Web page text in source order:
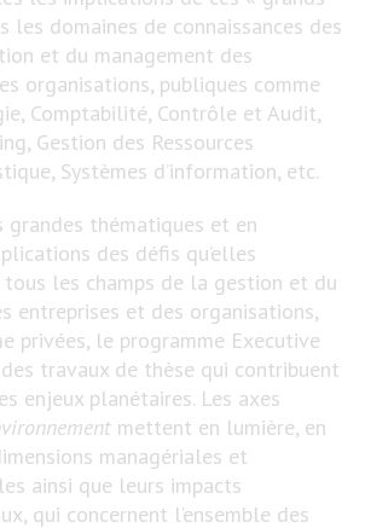
les domaines de connaissances des
et du management des
organisations, publiques comme
Comptabilité, Contrôle et Audit,
Gestion des Ressources
Systèmes d’information, etc.
grandes thématiques et en
des défis qu’elles
les champs de la gestion et du
entreprises et des organisations,
privées, le programme Executive
travaux de thèse qui contribuent
enjeux planétaires. Les axes
mettent en lumière, en
managériales et
ainsi que leurs impacts
qui concernent l’ensemble des